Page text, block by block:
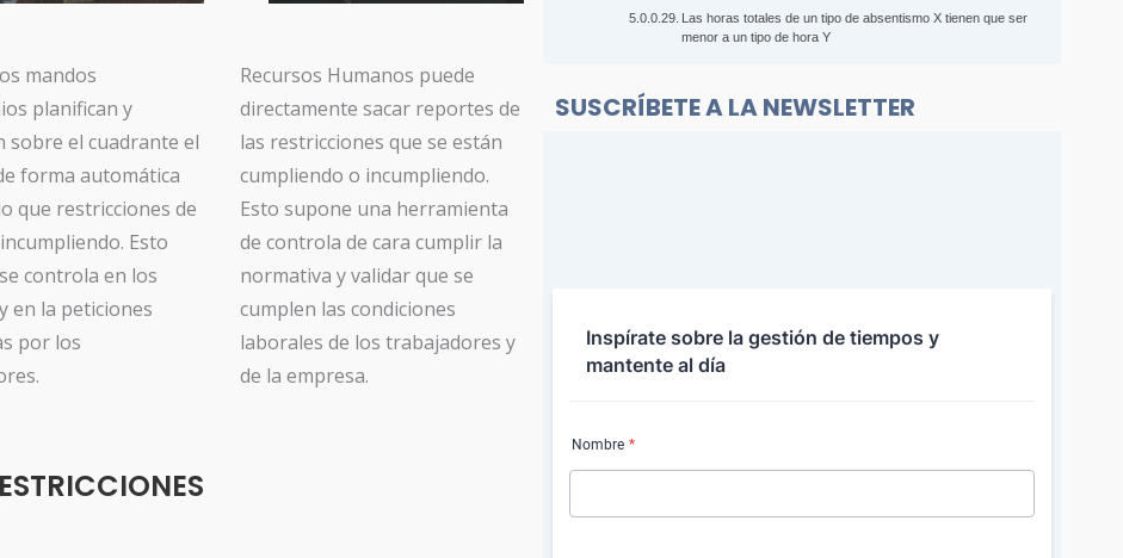
mandos
planifican y
sobre el cuadrante el
forma automática
que restricciones de
Esto
controla en los
en la peticiones
por los
Recursos Humanos puede
directamente sacar reportes de
las restricciones que se están
cumpliendo o incumpliendo.
Esto supone una herramienta
de controla de cara cumplir la
normativa y validar que se
cumplen las condiciones
laborales de los trabajadores y
de la empresa.
Las horas totales de un tipo de absentismo X tienen que ser
menor a un tipo de hora Y
SUSCRÍBETE A LA NEWSLETTER